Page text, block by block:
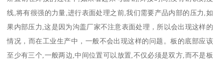
线,将有很强的力量,进行表面处理之前,我们需要产品内部的压力,如
果内部压力,这是因为沟盖厂家不注意表面处理，所以会出现这样的
情况，而在工业生产中，一般不会出现这样的问题。板的底部应该
至少有三个,一般两边,中间位置可以放置,不仅必须是双方,而不是板